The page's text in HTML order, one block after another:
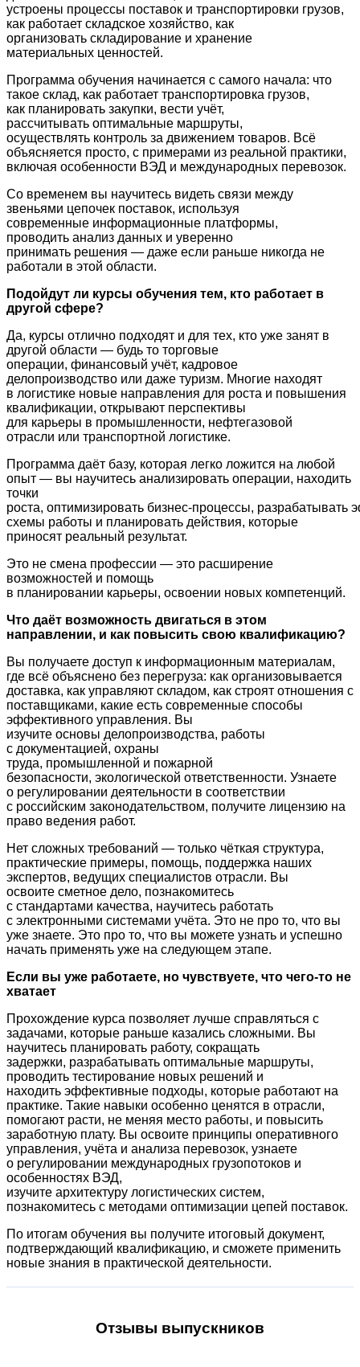
устроены процессы поставок и транспортировки грузов,
как работает складское хозяйство, как
организовать складирование и хранение
материальных ценностей.
Программа обучения начинается с самого начала: что
такое склад, как работает транспортировка грузов,
как планировать закупки, вести учёт,
рассчитывать оптимальные маршруты,
осуществлять контроль за движением товаров. Всё
объясняется просто, с примерами из реальной практики,
включая особенности ВЭД и международных перевозок.
Со временем вы научитесь видеть связи между
звеньями цепочек поставок, используя
современные информационные платформы,
проводить анализ данных и уверенно
принимать решения — даже если раньше никогда не
работали в этой области.
Подойдут ли курсы обучения тем, кто работает в
другой сфере?
Да, курсы отлично подходят и для тех, кто уже занят в
другой области — будь то торговые
операции, финансовый учёт, кадровое
делопроизводство или даже туризм. Многие находят
в логистике новые направления для роста и повышения
квалификации, открывают перспективы
для карьеры в промышленности, нефтегазовой
отрасли или транспортной логистике.
Программа даёт базу, которая легко ложится на любой
опыт — вы научитесь анализировать операции, находить
точки
роста, оптимизировать бизнес‑процессы, разрабатывать
схемы работы и планировать действия, которые
приносят реальный результат.
Это не смена профессии — это расширение
возможностей и помощь
в планировании карьеры, освоении новых компетенций.
Что даёт возможность двигаться в этом
направлении, и как повысить свою квалификацию?
Вы получаете доступ к информационным материалам,
где всё объяснено без перегруза: как организовывается
доставка, как управляют складом, как строят отношения с
поставщиками, какие есть современные способы
эффективного управления. Вы
изучите основы делопроизводства, работы
с документацией, охраны
труда, промышленной и пожарной
безопасности, экологической ответственности. Узнаете
о регулировании деятельности в соответствии
с российским законодательством, получите лицензию на
право ведения работ.
Нет сложных требований — только чёткая структура,
практические примеры, помощь, поддержка наших
экспертов, ведущих специалистов отрасли. Вы
освоите сметное дело, познакомитесь
с стандартами качества, научитесь работать
с электронными системами учёта. Это не про то, что вы
уже знаете. Это про то, что вы можете узнать и успешно
начать применять уже на следующем этапе.
Если вы уже работаете, но чувствуете, что чего-то не
хватает
Прохождение курса позволяет лучше справляться с
задачами, которые раньше казались сложными. Вы
научитесь планировать работу, сокращать
задержки, разрабатывать оптимальные маршруты,
проводить тестирование новых решений и
находить эффективные подходы, которые работают на
практике. Такие навыки особенно ценятся в отрасли,
помогают расти, не меняя место работы, и повысить
заработную плату. Вы освоите принципы оперативного
управления, учёта и анализа перевозок, узнаете
о регулировании международных грузопотоков и
особенностях ВЭД,
изучите архитектуру логистических систем,
познакомитесь с методами оптимизации цепей поставок.
По итогам обучения вы получите итоговый документ,
подтверждающий квалификацию, и сможете применить
новые знания в практической деятельности.
Отзывы выпускников